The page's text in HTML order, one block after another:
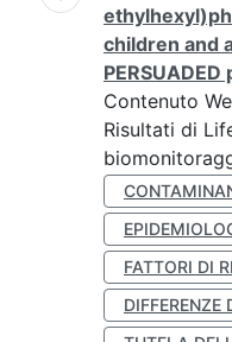
children and
Contenuto
Risultati di
FATTORI DI
DIFFERENZE